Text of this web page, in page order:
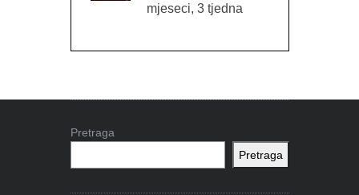
mjeseci, 3 tjedna
Pretraga
Pretraga